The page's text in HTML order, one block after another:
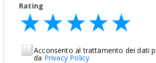
Rating
★
★★
★★★
★★★★
★★★★★
Acconsento al trattamento dei dati
da Privacy Policy